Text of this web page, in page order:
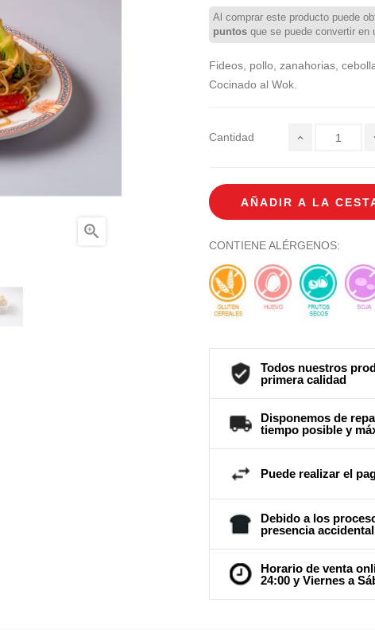

Al comprar este producto puede
puntos que se puede convertir
Fideos, pollo, zanahorias,
Cocinado al Wok.
Cantidad
AÑADIR A LA
CONTIENE ALÉRGENOS:
Todos nuestros
primera calidad
Disponemos de
tiempo posible y
Puede realizar el
Debido a los
presencia
Horario de venta
24:00 y Viernes a